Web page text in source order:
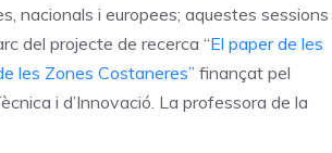
nacionals i europees; aquestes sessions
del projecte de recerca “El paper de les
les Zones Costaneres” finançat pel
i d’Innovació. La professora de la